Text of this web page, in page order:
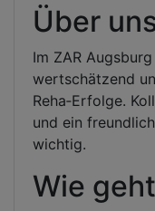
Über
Im ZAR
wertschätzend
Reha‑Erfolge.
und ein
wichtig.
Wie